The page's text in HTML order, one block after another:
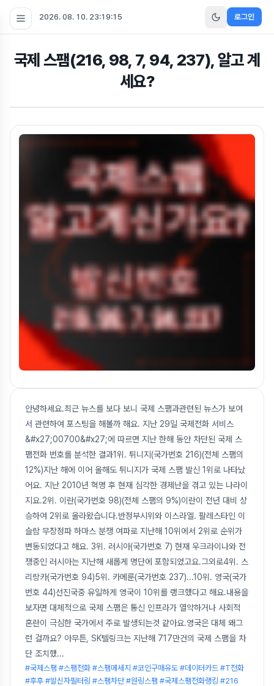
2026. 08. 10. 23:19:16 로그인
국제 스팸(216, 98, 7, 94, 237), 알고 계
세요?
안녕하세요.최근 뉴스를 보다 보니 국제 스팸과관련된 뉴스가 보여
서 관련하여 포스팅을 해볼까 해요. 지난 29일 국제전화 서비스
&#x27;00700&#x27;에 따르면 지난 한해 동안 차단된 국제 스
팸전화 번호를 분석한 결과1위. 튀니지(국가번호 216)(전체 스팸의
12%)지난 해에 이어 올해도 튀니지가 국제 스팸 발신 1위로 나타났
어요. 지난 2010년 혁명 후 현재 심각한 경제난을 겪고 있는 나라이
지요.2위. 이란(국가번호 98)(전체 스팸의 9%)이란이 전년 대비 상
승하여 2위로 올라왔습니다.반정부시위와 이스라엘. 팔레스타인 이
슬람 무장정파 하마스 분쟁 여파로 지난해 10위에서 2위로 순위가
변동되었다고 해요. 3위. 러시아(국가번호 7) 현재 우크라이나와 전
쟁중인 러시아는 지난해 새롭게 명단에 포함되었고요.그외로4위. 스
리랑카(국가번호 94)5위. 카메룬(국가번호 237)...10위. 영국(국가
번호 44)선진국중 유일하게 영국이 10위를 랭크했다고 해요.내용을
보자면 대체적으로 국제 스팸은 통신 인프라가 열악하거나 사회적
혼란이 극심한 국가에서 주로 발생되는것 같아요.영국은 대체 왜그
런 걸까요? 아무튼, SK텔링크는 지난해 717만건의 국제 스팸을 차
단 조치했...
#국제스팸 #스팸전화 #스팸메세지 #코인구매유도 #데이터카드 #T전화
#후후 #발신자필터링 #스팸차단 #원링스팸 #국제스팸전화랭킹 #216